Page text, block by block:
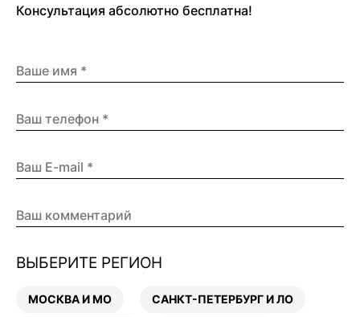
Консультация абсолютно бесплатна!
ВЫБЕРИТЕ РЕГИОН
МОСКВА И МО САНКТ-ПЕТЕРБУРГ И ЛО